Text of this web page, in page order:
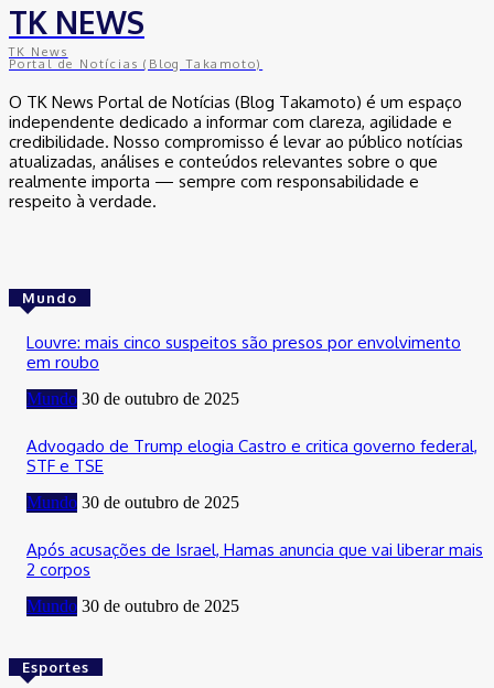
TK NEWS
TK News
Portal de Notícias (Blog Takamoto)
O TK News Portal de Notícias (Blog Takamoto) é um espaço
independente dedicado a informar com clareza, agilidade e
credibilidade. Nosso compromisso é levar ao público notícias
atualizadas, análises e conteúdos relevantes sobre o que
realmente importa — sempre com responsabilidade e
respeito à verdade.
Mundo
Louvre: mais cinco suspeitos são presos por envolvimento
em roubo
Mundo 30 de outubro de 2025
Advogado de Trump elogia Castro e critica governo federal,
STF e TSE
Mundo 30 de outubro de 2025
Após acusações de Israel, Hamas anuncia que vai liberar mais
2 corpos
Mundo 30 de outubro de 2025
Esportes